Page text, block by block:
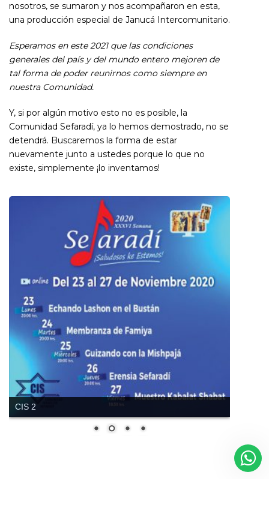
nosotros, se sumaron y nos acompañaron en esta,
una producción especial de Janucá Intercomunitario.
Esperamos en este 2021 que las condiciones
generales del país y del mundo entero mejoren de
tal forma de poder reunirnos como siempre en
nuestra Comunidad.
Y, si por algún motivo esto no es posible, la
Comunidad Sefaradí, ya lo hemos demostrado, no se
detendrá. Buscaremos la forma de estar
nuevamente junto a ustedes porque lo que no
existe, simplemente ¡lo inventamos!
CIS 2
revista mensualmente.
?